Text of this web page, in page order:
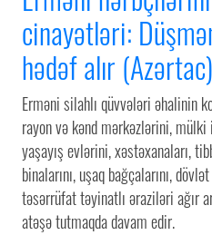
cinayətləri:
hədəf alır (Azərtac)
Erməni silahlı qüvvələri əhalinin
rayon və kənd mərkəzlərini,
yaşayış evlərini, xəstəxanaları,
binalarını, uşaq bağçalarını,
təsərrüfat təyinatlı əraziləri ağır
atəşə tutmaqda davam edir.